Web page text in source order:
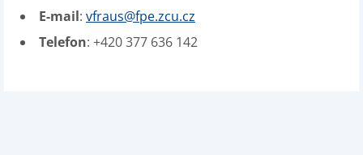
E-mail: vfraus@fpe.zcu.cz
Telefon: +420 377 636 142